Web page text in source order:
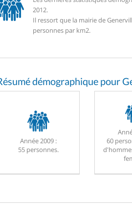
2012.
Il ressort que la mairie de
personnes par km2.
démographique pour
Année 2009 :
55 personnes.
60